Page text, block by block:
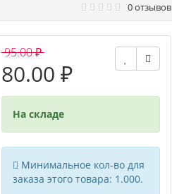
0 отзывов
95.00 ₽
80.00 ₽
На складе
Минимальное кол-во для
заказа этого товара: 1.000.